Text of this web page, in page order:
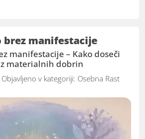
brez manifestacije
manifestacije – Kako doseči
materialnih dobrin
v kategoriji: Osebna Rast